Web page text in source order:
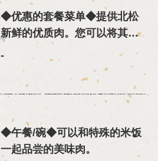
◆优惠的套餐菜单◆提供北松
新鲜的优质肉。您可以将其与
烤肉和sha锅一起享用。
-
◆午餐/碗◆可以和特殊的米饭
一起品尝的美味肉。